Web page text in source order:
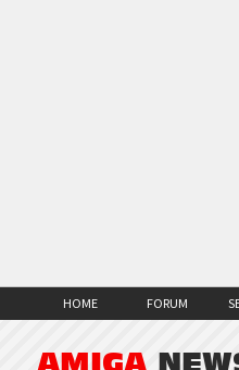
HOME FORUM
AMIGA